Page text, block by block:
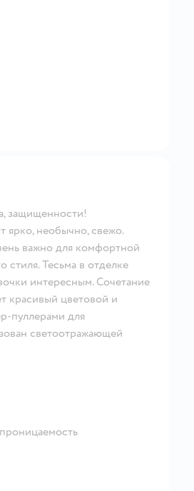
защищенности!
ярко, необычно, свежо.
важно для комфортной
Тесьма в отделке
интересным. Сочетание
красивый цветовой и
пуллерами для
светоотражающей